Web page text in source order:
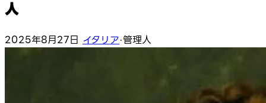
人
2025年8月27日 イタリア·管理人